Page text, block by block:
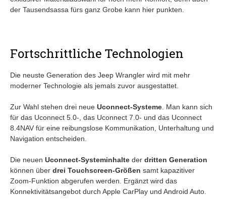
der Tausendsassa fürs ganz Grobe kann hier punkten.
Fortschrittliche Technologien
Die neuste Generation des Jeep Wrangler wird mit mehr
moderner Technologie als jemals zuvor ausgestattet.
Zur Wahl stehen drei neue Uconnect-Systeme . Man kann sich
für das Uconnect 5.0-, das Uconnect 7.0- und das Uconnect
8.4NAV für eine reibungslose Kommunikation, Unterhaltung und
Navigation entscheiden.
Die neuen Uconnect-Systeminhalte der dritten Generation
können über drei Touchscreen-Größen samt kapazitiver
Zoom-Funktion abgerufen werden. Ergänzt wird das
Konnektivitätsangebot durch Apple CarPlay und Android Auto.